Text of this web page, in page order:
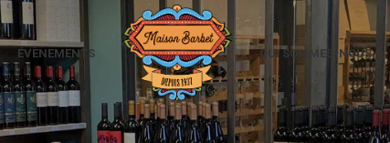
ÉVÈNEMENTS QUI SOMMES-NOUS